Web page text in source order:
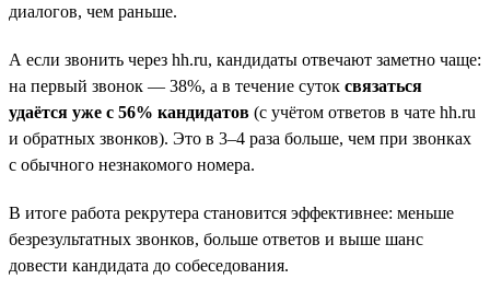
диалогов, чем раньше.
А если звонить через hh.ru, кандидаты отвечают заметно чаще:
на первый звонок — 38%, а в течение суток связаться
удаётся уже с 56% кандидатов (с учётом ответов в чате hh.ru
и обратных звонков). Это в 3–4 раза больше, чем при звонках
с обычного незнакомого номера.
В итоге работа рекрутера становится эффективнее: меньше
безрезультатных звонков, больше ответов и выше шанс
довести кандидата до собеседования.